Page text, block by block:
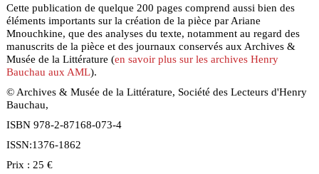
Cette publication de quelque 200 pages comprend aussi bien des
éléments importants sur la création de la pièce par Ariane
Mnouchkine, que des analyses du texte, notamment au regard des
manuscrits de la pièce et des journaux conservés aux Archives &
Musée de la Littérature (en savoir plus sur les archives Henry
Bauchau aux AML).
© Archives & Musée de la Littérature, Société des Lecteurs d'Henry
Bauchau,
ISBN 978-2-87168-073-4
ISSN:1376-1862
Prix : 25 €